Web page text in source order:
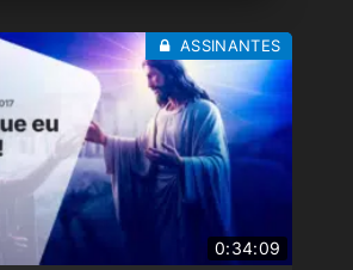
0:34:09
ASSINANTES